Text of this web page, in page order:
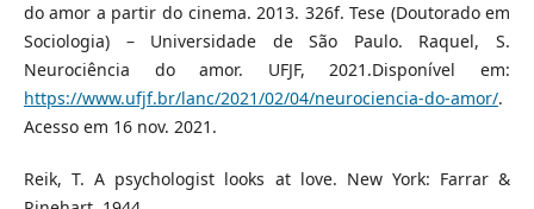
do amor a partir do cinema. 2013. 326f. Tese (Doutorado em
Sociologia) – Universidade de São Paulo. Raquel, S.
Neurociência do amor. UFJF, 2021.Disponível em:
https://www.ufjf.br/lanc/2021/02/04/neurociencia-do-amor/.
Acesso em 16 nov. 2021.
Reik, T. A psychologist looks at love. New York: Farrar &